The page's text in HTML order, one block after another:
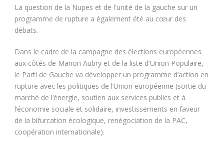
La question de la Nupes et de l'unité de la gauche sur un
programme de rupture a également été au cœur des
débats.
Dans le cadre de la campagne des élections européennes
aux côtés de Manon Aubry et de la liste d'Union Populaire,
le Parti de Gauche va développer un programme d’action en
rupture avec les politiques de l’Union européenne (sortie du
marché de l’énergie, soutien aux services publics et à
l’économie sociale et solidaire, investissements en faveur
de la bifurcation écologique, renégociation de la PAC,
coopération internationale).